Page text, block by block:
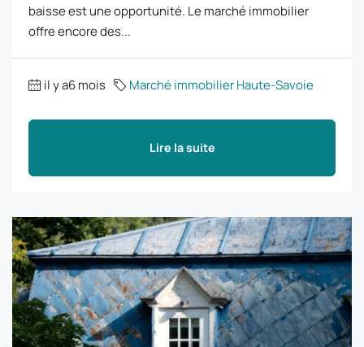
baisse est une opportunité. Le marché immobilier
offre encore des...
il y a6 mois Marché immobilier Haute-Savoie
Lire la suite